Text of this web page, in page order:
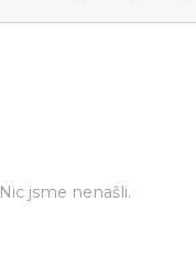
Nic jsme nenašli.